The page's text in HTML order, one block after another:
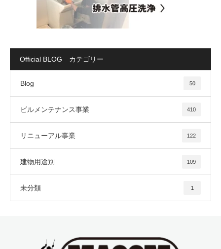
Official BLOG カテゴリー
Blog 50
ビルメンテナンス事業 410
リニューアル事業 122
建物用途別 109
未分類 1